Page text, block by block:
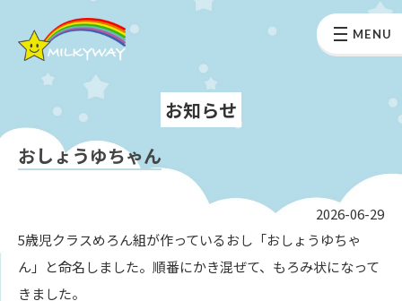
MENU
お知らせ
おしょうゆちゃん
2026-06-29
5歳児クラスめろん組が作っているおし「おしょうゆちゃ
ん」と命名しました。順番にかき混ぜて、もろみ状になって
きました。